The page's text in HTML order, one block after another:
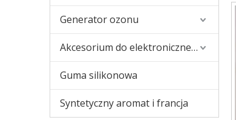
Generator ozonu
Akcesorium do elektronicznego papierosa
Guma silikonowa
Syntetyczny aromat i francja